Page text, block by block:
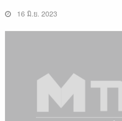
16 มิ.ย. 2023